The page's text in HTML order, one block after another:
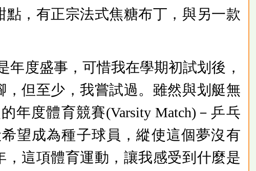
，有正宗法式焦糖布丁，與另一款
度盛事，可惜我在學期初試划後，
但至少，我嘗試過。雖然與划艇無
年度體育競賽(Varsity Match)－乒乓
望成為種子球員，縱使這個夢沒有
這項體育運動，讓我感受到什麼是